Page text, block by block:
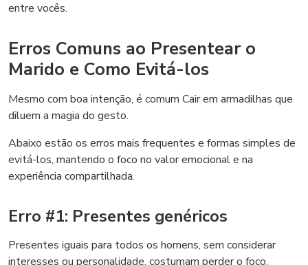
entre vocês.
Erros Comuns ao Presentear o
Marido e Como Evitá-los
Mesmo com boa intenção, é comum Cair em armadilhas que
diluem a magia do gesto.
Abaixo estão os erros mais frequentes e formas simples de
evitá-los, mantendo o foco no valor emocional e na
experiência compartilhada.
Erro #1: Presentes genéricos
Presentes iguais para todos os homens, sem considerar
interesses ou personalidade, costumam perder o foco.